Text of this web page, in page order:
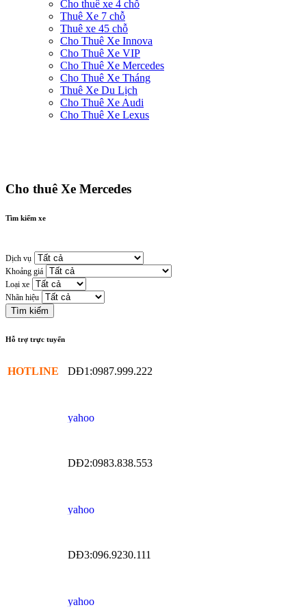
Cho thuê xe 4 chỗ
Thuê Xe 7 chỗ
Thuê xe 45 chỗ
Cho Thuê Xe Innova
Cho Thuê Xe VIP
Cho Thuê Xe Mercedes
Cho Thuê Xe Tháng
Thuê Xe Du Lịch
Cho Thuê Xe Audi
Cho Thuê Xe Lexus
Cho thuê Xe Mercedes
Tìm kiếm xe
Dịch vụ
Khoảng giá
Loại xe
Nhãn hiệu
Hỗ trợ trực tuyến
HOTLINE DĐ1:0987.999.222
DĐ2:0983.838.553
DĐ3:096.9230.111